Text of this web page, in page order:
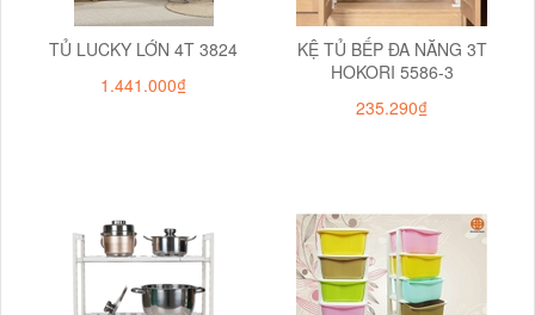
TỦ LUCKY LỚN 4T 3824
1.441.000₫
KỆ TỦ BẾP ĐA NĂNG 3T
HOKORI 5586-3
235.290₫